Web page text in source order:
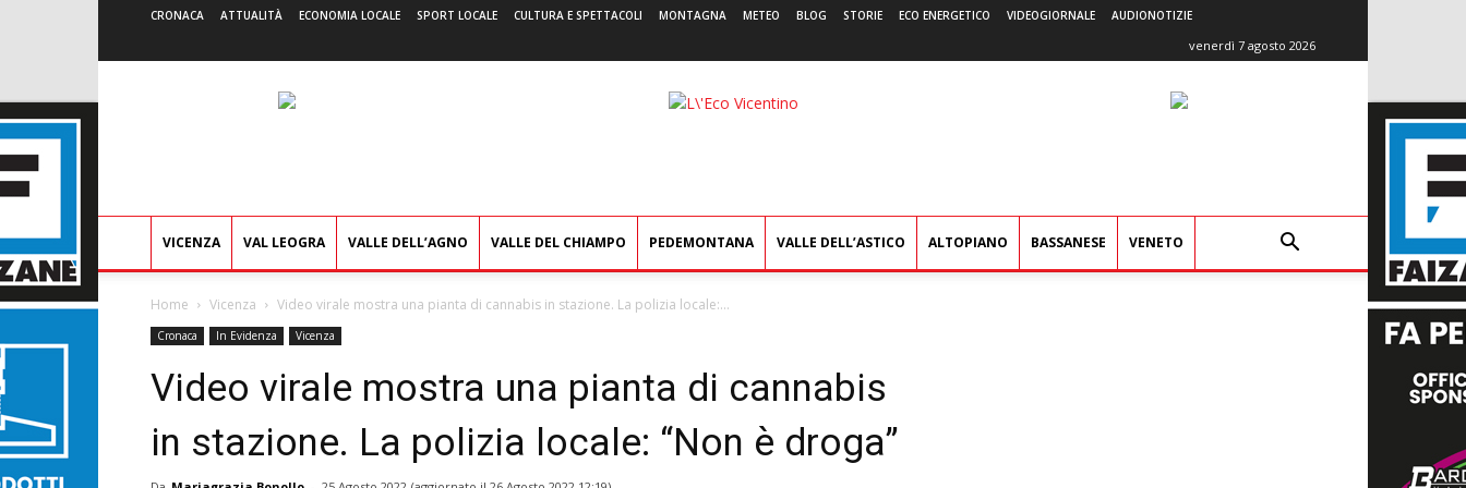
CRONACA ATTUALITÀ ECONOMIA LOCALE SPORT LOCALE CULTURA E SPETTACOLI MONTAGNA METEO BLOG STORIE ECO ENERGETICO VIDEOGIORNALE AUDIONOTIZIE
venerdì 7 agosto 2026
L'Eco
VICENZA VAL LEOGRA VALLE DELL’AGNO VALLE DEL CHIAMPO PEDEMONTANA VALLE DELL’ASTICO ALTOPIANO BASSANESE VENETO
Home Vicenza Video virale mostra una pianta di cannabis in stazione. La polizia locale:...
Cronaca In Evidenza Vicenza
Video virale mostra una pianta di cannabis
in stazione. La polizia locale: “Non è droga”